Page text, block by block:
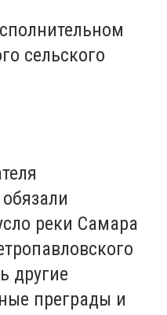
сельского
реки Самара
другие
преграды и